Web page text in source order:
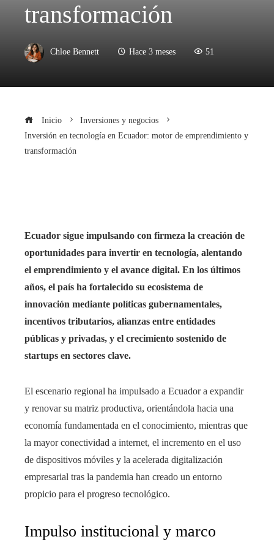
transformación
Chloe Bennett Hace 3 meses 51
Inicio
Inversiones y negocios
Inversión en tecnología en Ecuador: motor de emprendimiento y
transformación
Ecuador sigue impulsando con firmeza la creación de
oportunidades para invertir en tecnología, alentando
el emprendimiento y el avance digital. En los últimos
años, el país ha fortalecido su ecosistema de
innovación mediante políticas gubernamentales,
incentivos tributarios, alianzas entre entidades
públicas y privadas, y el crecimiento sostenido de
startups en sectores clave.
El escenario regional ha impulsado a Ecuador a expandir
y renovar su matriz productiva, orientándola hacia una
economía fundamentada en el conocimiento, mientras que
la mayor conectividad a internet, el incremento en el uso
de dispositivos móviles y la acelerada digitalización
empresarial tras la pandemia han creado un entorno
propicio para el progreso tecnológico.
Impulso institucional y marco